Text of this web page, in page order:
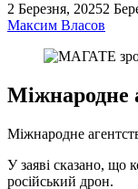
2 Березня, 20252
Максим Власов
Міжнародне
Міжнародне
У заяві сказано, що
російський дрон.